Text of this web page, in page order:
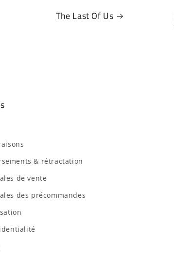
The Last Of Us
& rétractation
de vente
des précommandes